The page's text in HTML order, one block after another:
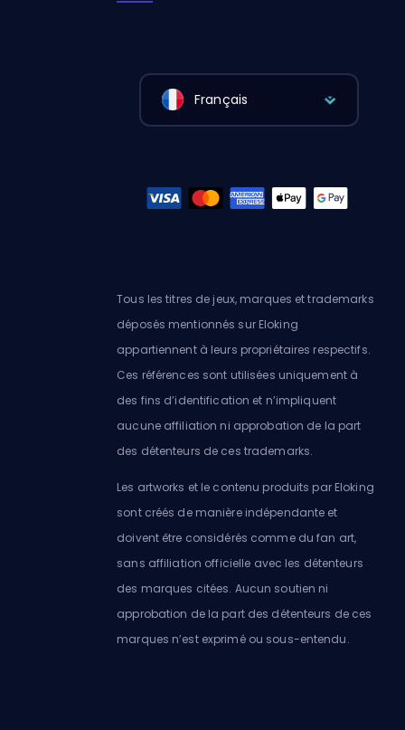
Français
Tous les titres de jeux, marques et trademarks
déposés mentionnés sur Eloking
appartiennent à leurs propriétaires respectifs.
Ces références sont utilisées uniquement à
des fins d’identification et n’impliquent
aucune affiliation ni approbation de la part
des détenteurs de ces trademarks.
Les artworks et le contenu produits par Eloking
sont créés de manière indépendante et
doivent être considérés comme du fan art,
sans affiliation officielle avec les détenteurs
des marques citées. Aucun soutien ni
approbation de la part des détenteurs de ces
marques n’est exprimé ou sous-entendu.